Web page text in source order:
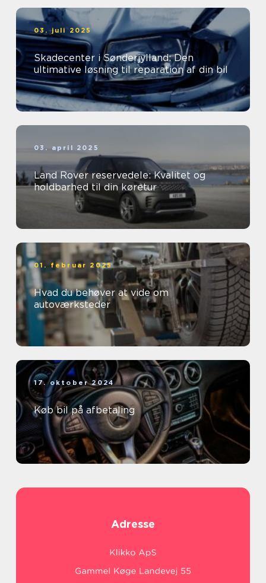
03. juli 2025
Skadecenter i Sønderjylland: Den
ultimative løsning til reparation af din bil
03. april 2025
Land Rover reservedele: Kvalitet og
holdbarhed til din køretur
01. februar 2025
Hvad du behøver at vide om
autoværksteder
17. oktober 2024
Køb bil på afbetaling
Adresse